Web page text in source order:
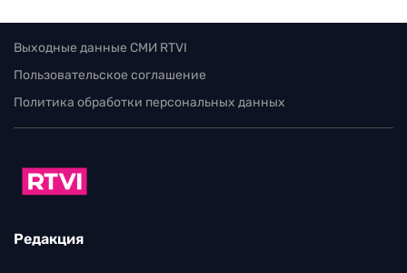
Выходные данные СМИ RTVI
Пользовательское соглашение
Политика обработки персональных данных
Редакция